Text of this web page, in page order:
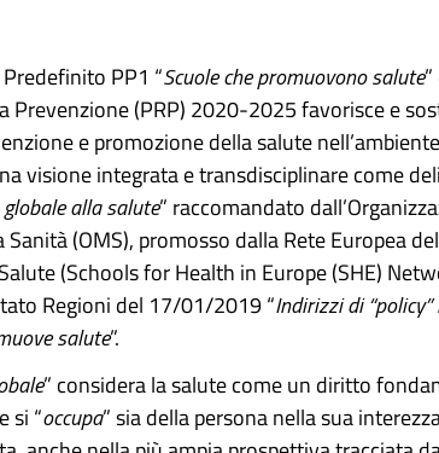
PP1 “Scuole che promuovono salute
Prevenzione (PRP) 2020-2025 favorisce e
e promozione della salute
visione integrata e transdisciplinare come
globale alla salute” raccomandato
(OMS), promosso dalla Rete Europea
(Schools for Health in Europe (SHE)
Regioni del 17/01/2019 “Indirizzi di
salute”.
” considera la salute come un diritto
si “occupa” sia della persona nella sua